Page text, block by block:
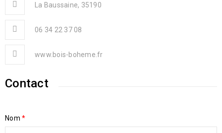
La Baussaine, 35190
06 34 22 37 08
www.bois-boheme.fr
Contact
Nom *